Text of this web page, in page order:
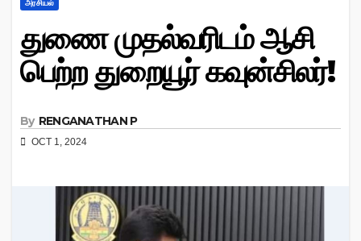
அரசியல்
துணை முதல்வரிடம் ஆசி
பெற்ற துறையூர் கவுன்சிலர்!
By RENGANATHAN P
OCT 1, 2024